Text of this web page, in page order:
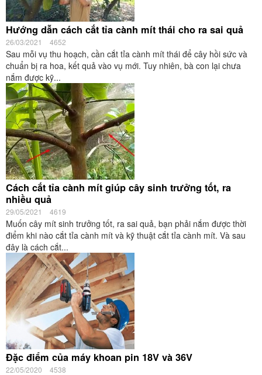
Hướng dẫn cách cắt tỉa cành mít thái cho ra sai quả
26/03/2021 4652
Sau mỗi vụ thu hoạch, cần cắt tỉa cành mít thái để cây hồi sức và
chuẩn bị ra hoa, kết quả vào vụ mới. Tuy nhiên, bà con lại chưa
nắm được kỹ...
Cách cắt tỉa cành mít giúp cây sinh trưởng tốt, ra
nhiều quả
29/05/2021 4619
Muốn cây mít sinh trưởng tốt, ra sai quả, bạn phải nắm được thời
điểm khi nào cắt tỉa cành mít và kỹ thuật cắt tỉa cành mít. Và sau
đây là cách cắt...
Đặc điểm của máy khoan pin 18V và 36V
22/05/2020 4538